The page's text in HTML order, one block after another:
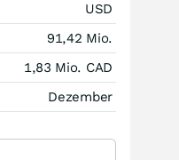
USD
91,42 Mio.
1,83 Mio. CAD
Dezember